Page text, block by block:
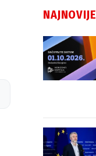
NAJNOVIJE